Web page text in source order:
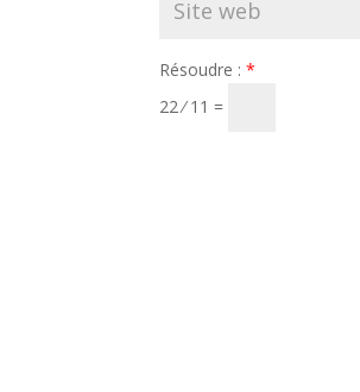
Résoudre :*
22 ⁄ 11 =